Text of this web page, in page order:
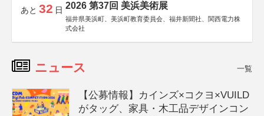
あと 32 日 2026 第37回 美浜美術展
福井県美浜町、美浜町教育委員会、福井新聞社、関西電力株
式会社
ニュース 一覧
【公募情報】カインズ×コクヨ×VUILD
がタッグ、家具・木工品デザインコン